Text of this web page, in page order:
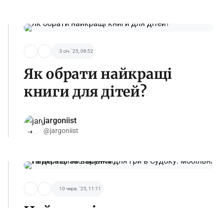
3 січ. '25, 08:52
Як обрати найкращі
книги для дітей?
jargoniist
@jargoniist
10 черв. '25, 11:11